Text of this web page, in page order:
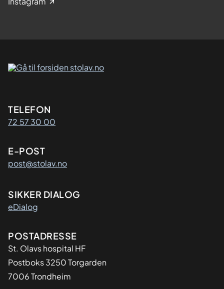
Kontaktinformasjon
TELEFON
72 57 30 00
E-POST
post@stolav.no
SIKKER DIALOG
eDialog
Adresse
POSTADRESSE
St. Olavs hospital HF
Postboks 3250 Torgarden
7006 Trondheim